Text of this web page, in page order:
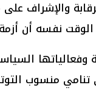
والإشراف على
نفسه أن
تنامي منسوب